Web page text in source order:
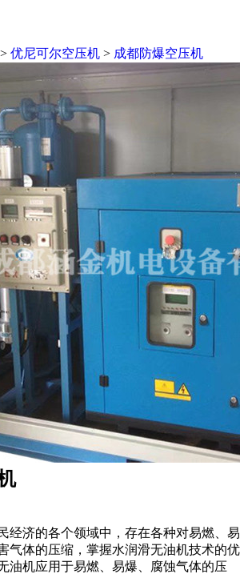
> 优尼可尔空压机 > 成都防爆空压机
济的各个领域中，存在各种对易燃、易
气体的压缩，掌握水润滑无油机技术的优
油机应用于易燃、易爆、腐蚀气体的压